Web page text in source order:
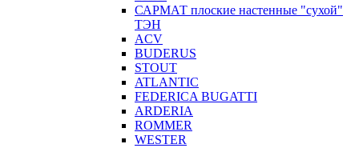
САРМАТ плоские настенные "сухой"
ТЭН
ACV
BUDERUS
STOUT
ATLANTIC
FEDERICA BUGATTI
ARDERIA
ROMMER
WESTER